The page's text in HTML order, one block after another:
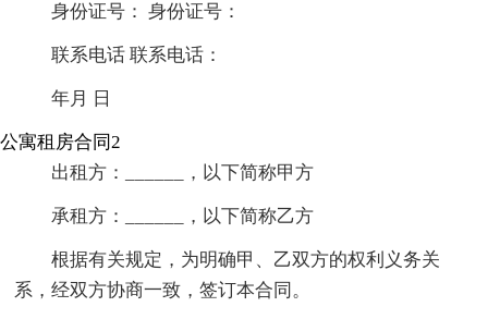
身份证号： 身份证号：
联系电话 联系电话：
年月 日
公寓租房合同2
出租方：______，以下简称甲方
承租方：______，以下简称乙方
根据有关规定，为明确甲、乙双方的权利义务关
系，经双方协商一致，签订本合同。